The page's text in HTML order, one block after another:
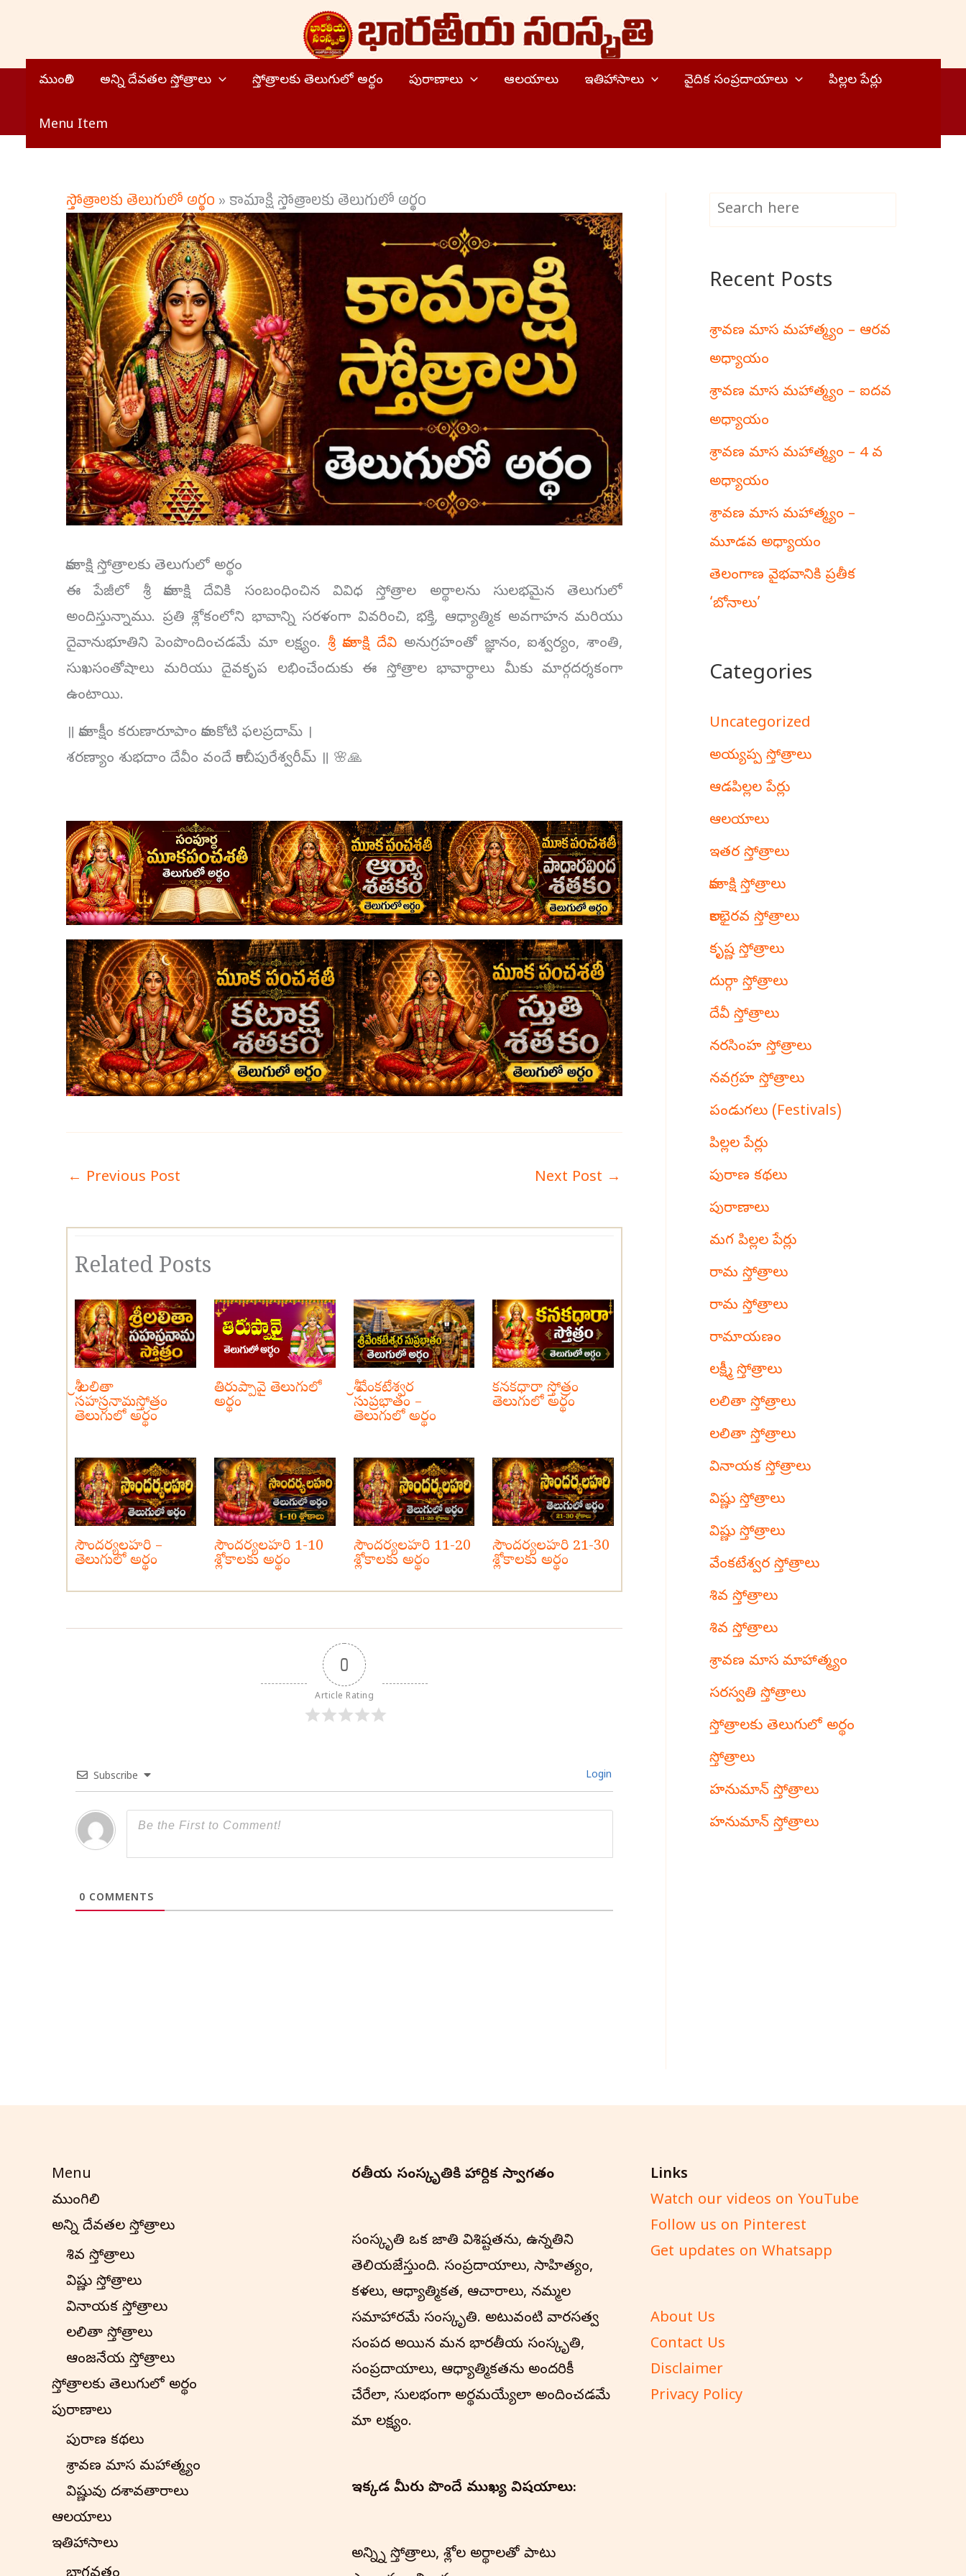
content
ముంగిలి అన్ని దేవతల స్తోత్రాలు స్తోత్రాలకు తెలుగులో అర్థం పురాణాలు ఆలయాలు ఇతిహాసాలు వైదిక సంప్రదాయాలు పిల్లల పేర్లు
Menu Item
స్తోత్రాలకు తెలుగులో అర్థం » కామాక్షి స్తోత్రాలకు తెలుగులో అర్థం
కామాక్షి స్తోత్రాలకు తెలుగులో అర్థం
ఈ పేజీలో శ్రీ కామాక్షి దేవికి సంబంధించిన వివిధ స్తోత్రాల అర్థాలను సులభమైన తెలుగులో
అందిస్తున్నాము. ప్రతి శ్లోకంలోని భావాన్ని సరళంగా వివరించి, భక్తి, ఆధ్యాత్మిక అవగాహన మరియు
దైవానుభూతిని పెంపొందించడమే మా లక్ష్యం.శ్రీ కామాక్షి దేవిఅనుగ్రహంతో జ్ఞానం, ఐశ్వర్యం, శాంతి,
సుఖసంతోషాలు మరియు దైవకృప లభించేందుకు ఈ స్తోత్రాల భావార్థాలు మీకు మార్గదర్శకంగా
ఉంటాయి.
॥ కామాక్షీం కరుణారూపాం కామకోటి ఫలప్రదామ్ ।
శరణ్యాం శుభదాం దేవీం వందే కాంచీపురేశ్వరీమ్ ॥ 🌸🙏
← Previous Post Next Post →
Related Posts
శ్రీ లలితా
సహస్రనామస్తోత్రం
తెలుగులో అర్థం
తిరుప్పావై తెలుగులో
అర్థం
శ్రీ వేంకటేశ్వర
సుప్రభాతం –
తెలుగులో అర్థం
కనకధారా స్తోత్రం
తెలుగులో అర్థం
సౌందర్యలహరి –
తెలుగులో అర్థం
సౌందర్యలహరి 1-10
శ్లోకాలకు అర్థం
సౌందర్యలహరి 11-20
శ్లోకాలకు అర్థం
సౌందర్యలహరి 21-30
శ్లోకాలకు అర్థం
0
Article Rating
Subscribe Login
0 COMMENTS
rRecent Posts
శ్రావణ మాస మహాత్మ్యం – ఆరవ
అధ్యాయం
శ్రావణ మాస మహాత్మ్యం – ఐదవ
అధ్యాయం
శ్రావణ మాస మహాత్మ్యం – 4 వ
అధ్యాయం
శ్రావణ మాస మహాత్మ్యం –
మూడవ అధ్యాయం
తెలంగాణ వైభవానికి ప్రతీక
‘బోనాలు’
Categories
Uncategorized
అయ్యప్ప స్తోత్రాలు
ఆడపిల్లల పేర్లు
ఆలయాలు
ఇతర స్తోత్రాలు
కామాక్షి స్తోత్రాలు
కాలభైరవ స్తోత్రాలు
కృష్ణ స్తోత్రాలు
దుర్గా స్తోత్రాలు
దేవీ స్తోత్రాలు
నరసింహ స్తోత్రాలు
నవగ్రహ స్తోత్రాలు
పండుగలు (Festivals)
పిల్లల పేర్లు
పురాణ కథలు
పురాణాలు
మగ పిల్లల పేర్లు
రామ స్తోత్రాలు
రామ స్తోత్రాలు
రామాయణం
లక్ష్మీ స్తోత్రాలు
లలితా స్తోత్రాలు
లలితా స్తోత్రాలు
వినాయక స్తోత్రాలు
విష్ణు స్తోత్రాలు
విష్ణు స్తోత్రాలు
వేంకటేశ్వర స్తోత్రాలు
శివ స్తోత్రాలు
శివ స్తోత్రాలు
శ్రావణ మాస మాహాత్మ్యం
సరస్వతి స్తోత్రాలు
స్తోత్రాలకు తెలుగులో అర్థం
స్తోత్రాలు
హనుమాన్ స్తోత్రాలు
హనుమాన్ స్తోత్రాలు
Menu
ముంగిలి
అన్ని దేవతల స్తోత్రాలు
శివ స్తోత్రాలు
విష్ణు స్తోత్రాలు
వినాయక స్తోత్రాలు
లలితా స్తోత్రాలు
ఆంజనేయ స్తోత్రాలు
స్తోత్రాలకు తెలుగులో అర్థం
పురాణాలు
పురాణ కథలు
శ్రావణ మాస మహాత్మ్యం
విష్ణువు దశావతారాలు
ఆలయాలు
ఇతిహాసాలు
భారతీయ సంస్కృతి‌కి హార్దిక స్వాగతం
సంస్కృతి ఒక జాతి విశిష్టతను, ఉన్నతిని
తెలియజేస్తుంది. సంప్రదాయాలు, సాహిత్యం,
కళలు, ఆధ్యాత్మికత, ఆచారాలు, నమ్మకాల
సమాహారమే సంస్కృతి. అటువంటి వారసత్వ
సంపద అయిన మన భారతీయ సంస్కృతి,
సంప్రదాయాలు, ఆధ్యాత్మికతను అందరికీ
చేరేలా, సులభంగా అర్థమయ్యేలా అందించడమే
మా లక్ష్యం.
ఇక్కడ మీరు పొందే ముఖ్య విషయాలు:
అన్న్ని స్తోత్రాలు, శ్లోకాల అర్థాలతో పాటు
Links
Watch our videos on YouTube
Follow us on Pinterest
Get updates on Whatsapp
About Us
Contact Us
Disclaimer
Privacy Policy